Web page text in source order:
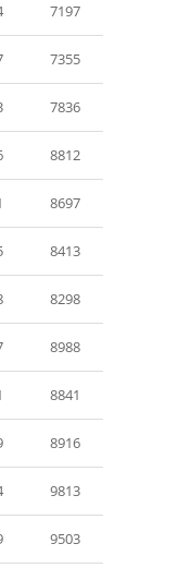
7197
7355
7836
8812
8697
8413
8298
8988
8841
8916
9813
9503